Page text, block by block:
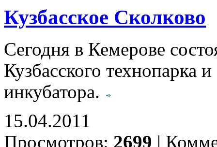
Кузбасское Сколково
Сегодня в Кемерове
Кузбасского технопарка
инкубатора.
15.04.2011
Просмотров: 2699 |